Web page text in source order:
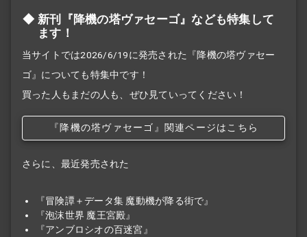
新刊『降機の塔ヴァセーゴ』なども特集して
ます！
当サイトでは2026/6/19に発売された『降機の塔ヴァセー
ゴ』についても特集中です！
買った人もまだの人も、ぜひ見ていってください！
『降機の塔ヴァセーゴ』関連ページはこちら
さらに、最近発売された
『冒険譚＋データ集 魔動機が降る街で』
『泡沫世界 魔王宮殿』
『アンブロシオの百迷宮』